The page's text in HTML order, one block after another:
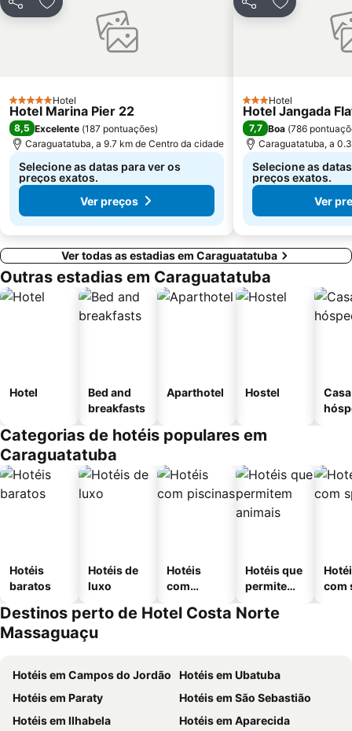
PartilharAdicionar aos favoritos
5 EstrelasHotel
Hotel Marina Pier 22
8,5 Excelente (187 pontuações)
Caraguatatuba, a 9.7 km de Centro da cidade
Selecione as datas para ver os
preços exatos.
Ver preços
PartilharAdicionar
3 Estrelas
Hotel
Hotel Jangada
7,7 Boa (786
Caraguatatuba, a
Selecione as
preços exatos.
Ver
Ver todas as estadias em Caraguatatuba
Outras estadias em Caraguatatuba
Hotel
Bed and
breakfasts
Aparthotel Hostel
Categorias de hotéis populares em
Caraguatatuba
Hotéis
baratos
Hotéis de
luxo
Hotéis
com
Hotéis que
permitem
com
Destinos perto de Hotel Costa Norte
Massaguaçu
Hotéis em Campos do Jordão
Hotéis em Ubatuba
Hotéis em Paraty
Hotéis em São Sebastião
Hotéis em Ilhabela
Hotéis em Aparecida